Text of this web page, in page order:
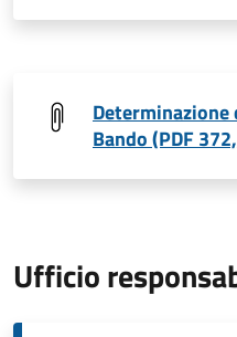
Bando (PDF
Ufficio